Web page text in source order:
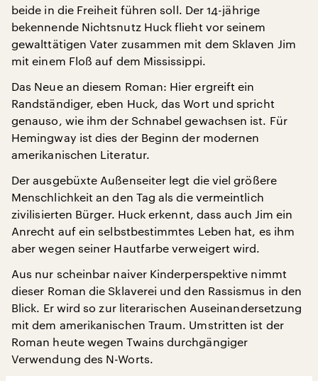
beide in die Freiheit führen soll. Der 14-jährige
bekennende Nichtsnutz Huck flieht vor seinem
gewalttätigen Vater zusammen mit dem Sklaven Jim
mit einem Floß auf dem Mississippi.
Das Neue an diesem Roman: Hier ergreift ein
Randständiger, eben Huck, das Wort und spricht
genauso, wie ihm der Schnabel gewachsen ist. Für
Hemingway ist dies der Beginn der modernen
amerikanischen Literatur.
Der ausgebüxte Außenseiter legt die viel größere
Menschlichkeit an den Tag als die vermeintlich
zivilisierten Bürger. Huck erkennt, dass auch Jim ein
Anrecht auf ein selbstbestimmtes Leben hat, es ihm
aber wegen seiner Hautfarbe verweigert wird.
Aus nur scheinbar naiver Kinderperspektive nimmt
dieser Roman die Sklaverei und den Rassismus in den
Blick. Er wird so zur literarischen Auseinandersetzung
mit dem amerikanischen Traum. Umstritten ist der
Roman heute wegen Twains durchgängiger
Verwendung des N-Worts.